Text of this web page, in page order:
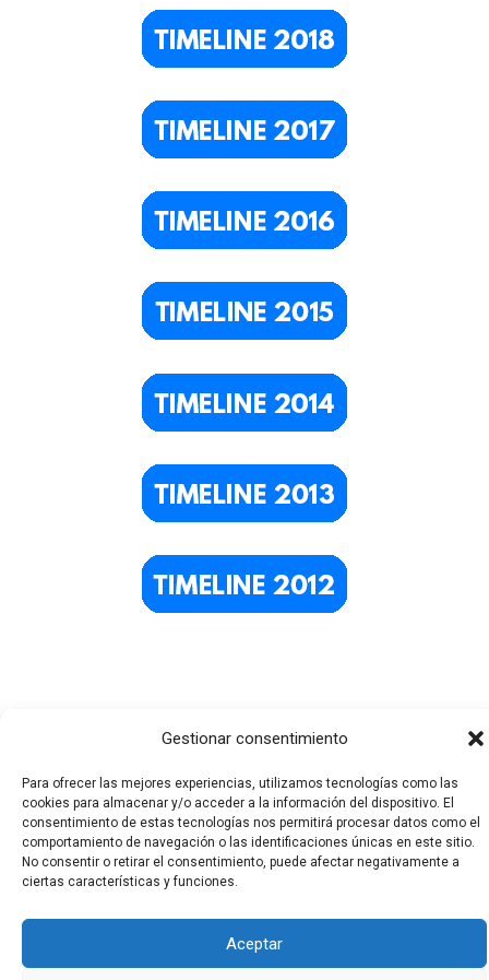
Gestionar consentimiento
Para ofrecer las mejores experiencias, utilizamos tecnologías como las
cookies para almacenar y/o acceder a la información del dispositivo. El
consentimiento de estas tecnologías nos permitirá procesar datos como el
comportamiento de navegación o las identificaciones únicas en este sitio.
No consentir o retirar el consentimiento, puede afectar negativamente a
ciertas características y funciones.
Aceptar
Todos los derechos © 2026 El Funerario Digital | Funciona
gracias aTema Astra para WordPress